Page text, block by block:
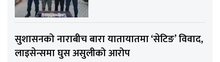
सुशासनको नाराबीच बारा यातायातमा ‘सेटिङ’ विवाद,
लाइसेन्समा घुस असुलीको आरोप